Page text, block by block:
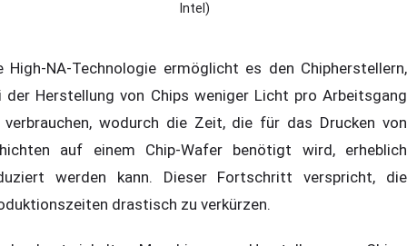
Intel)
High-NA-Technologie ermöglicht es den Chipherstellern,
der Herstellung von Chips weniger Licht pro Arbeitsgang
verbrauchen, wodurch die Zeit, die für das Drucken von
auf einem Chip-Wafer benötigt wird, erheblich
werden kann. Dieser Fortschritt verspricht, die
drastisch zu verkürzen.